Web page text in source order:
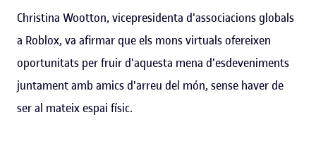
Christina Wootton, vicepresidenta d'associacions globals
a Roblox, va afirmar que els mons virtuals ofereixen
oportunitats per fruir d'aquesta mena d'esdeveniments
juntament amb amics d'arreu del món, sense haver de
ser al mateix espai físic.